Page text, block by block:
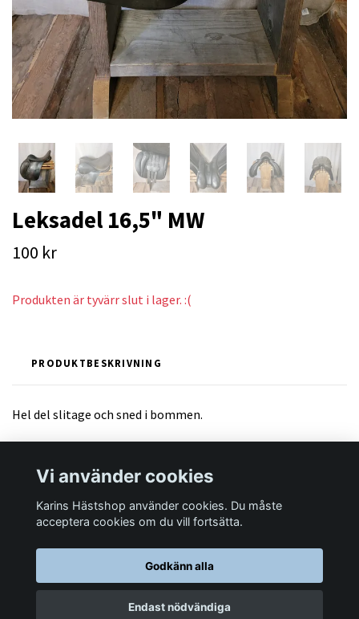
Leksadel 16,5" MW
100 kr
Produkten är tyvärr slut i lager. :(
PRODUKTBESKRIVNING
Hel del slitage och sned i bommen.
Läs mer
© 2026 Karins Hästshop
Vi använder cookies
Karins Hästshop använder cookies. Du måste
acceptera cookies om du vill fortsätta.
Godkänn alla
Endast nödvändiga